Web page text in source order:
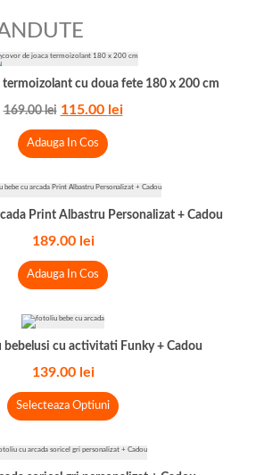
termoizolant cu doua fete 180 x 200 cm
169.00lei 115.00 lei
Adauga In Cos
Print Albastru Personalizat + Cadou
189.00 lei
Adauga In Cos
bebelusi cu activitati Funky + Cadou
139.00 lei
Selecteaza Optiuni